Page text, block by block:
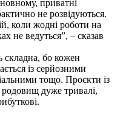
приватні
не розвідуються.
коли жодні роботи на
не ведуться”, – сказав
складна, бо кожен
із серйозними
тощо. Проєкти із
дуже тривалі,